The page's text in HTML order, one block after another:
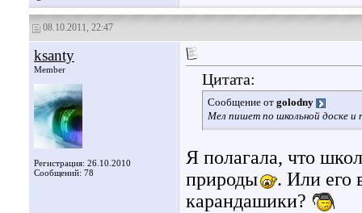
08.10.2011, 22:47
ksanty
Member
Регистрация: 26.10.2010
Сообщений: 78
Цитата:
Сообщение от golodny
Мел пишет по школьной доске и
Я полагала, что
природы
. Или его
карандашики?